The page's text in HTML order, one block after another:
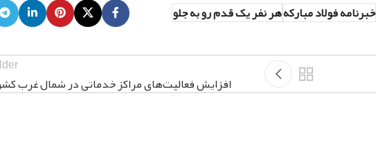
خبرنامه فولاد مبارکههر نفر یک قدم رو به جلو
افزایش فعالیت‌های مراکز خدماتی در شمال غرب